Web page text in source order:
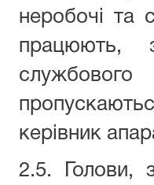
неробочі та
працюють,
керівник
2.5. Голови,